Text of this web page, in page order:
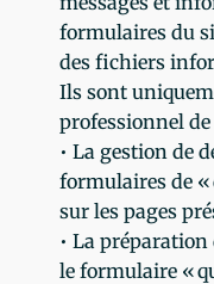
formulaires du
des fichiers
Ils sont
professionnel
• La gestion de
formulaires de
sur les pages
• La
le formulaire «